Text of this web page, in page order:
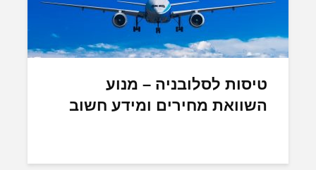
טיסות לסלובניה – מנוע
השוואת מחירים ומידע חשוב